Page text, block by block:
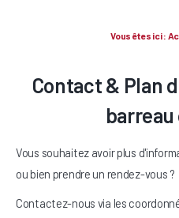
Vous êtes ici :
Contact & Plan
barreau
Vous souhaitez avoir plus
ou bien prendre un rendez-vous ?
Contactez-nous via les